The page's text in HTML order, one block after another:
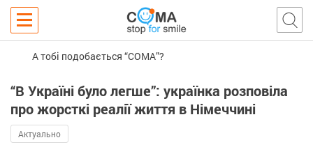
А тобі подобається “COMA”?
“В Україні було легше”: українка розповіла
про жорсткі реалії життя в Німеччині
Актуально